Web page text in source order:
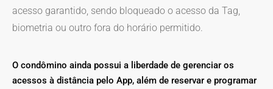
acesso garantido, sendo bloqueado o acesso da Tag,
biometria ou outro fora do horário permitido.
O condômino ainda possui a liberdade de gerenciar os
acessos à distância pelo App, além de reservar e programar